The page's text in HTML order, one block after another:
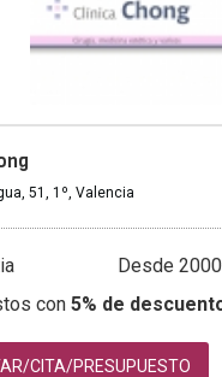
51, 1º, Valencia
Desde
con 5% de
CITA/PRESUPUESTO